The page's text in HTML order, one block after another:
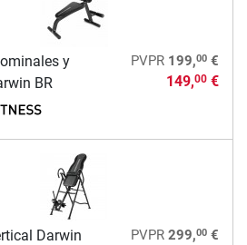
y
BR
PVPR 199,00€
149,00€
Darwin PVPR 299,00€